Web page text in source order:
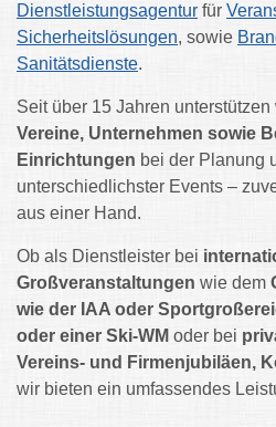
Dienstleistungsagentur für
Sicherheitslösungen, sowie
Sanitätsdienste.
Seit über 15 Jahren unterstützen
Vereine, Unternehmen sowie
Einrichtungen bei der Planung
unterschiedlichster Events –
aus einer Hand.
Ob als Dienstleister bei
Großveranstaltungen wie dem
wie der IAA oder
oder einer Ski-WM oder bei
Vereins- und Firmenjubiläen,
wir bieten ein umfassendes